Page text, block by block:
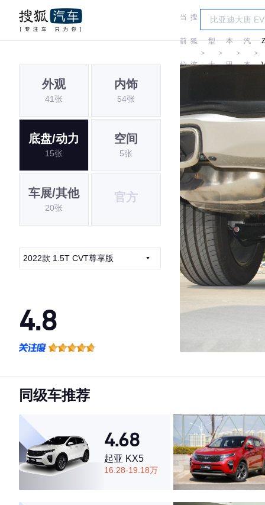
当
前
位
搜
狐
汽
＞
车
型
大
＞
本
田
＞
广
汽
本
＞
外观
41张
内饰
54张
底盘/动力
15张
空间
5张
车展/其他
20张
官方
2022款 1.5T CVT尊享版
4.8
·空间表现较为优秀，优于89%同级车
同级车推荐
4.68
起亚 KX5
16.28-19.18万